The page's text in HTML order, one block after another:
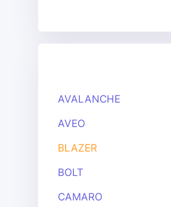
AVALANCHE
AVEO
BLAZER
BOLT
CAMARO